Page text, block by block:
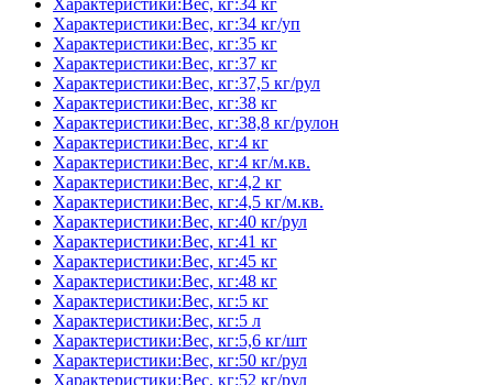
Характеристики:Вес, кг:34 кг
Характеристики:Вес, кг:34 кг/уп
Характеристики:Вес, кг:35 кг
Характеристики:Вес, кг:37 кг
Характеристики:Вес, кг:37,5 кг/рул
Характеристики:Вес, кг:38 кг
Характеристики:Вес, кг:38,8 кг/рулон
Характеристики:Вес, кг:4 кг
Характеристики:Вес, кг:4 кг/м.кв.
Характеристики:Вес, кг:4,2 кг
Характеристики:Вес, кг:4,5 кг/м.кв.
Характеристики:Вес, кг:40 кг/рул
Характеристики:Вес, кг:41 кг
Характеристики:Вес, кг:45 кг
Характеристики:Вес, кг:48 кг
Характеристики:Вес, кг:5 кг
Характеристики:Вес, кг:5 л
Характеристики:Вес, кг:5,6 кг/шт
Характеристики:Вес, кг:50 кг/рул
Характеристики:Вес, кг:52 кг/рул